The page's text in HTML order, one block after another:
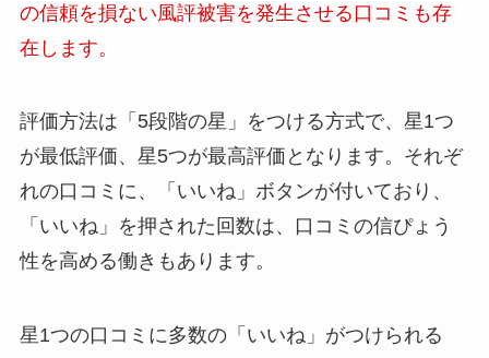
の信頼を損ない風評被害を発生させる口コミも存
在します。
評価方法は「5段階の星」をつける方式で、星1つ
が最低評価、星5つが最高評価となります。それぞ
れの口コミに、「いいね」ボタンが付いており、
「いいね」を押された回数は、口コミの信ぴょう
性を高める働きもあります。
星1つの口コミに多数の「いいね」がつけられる